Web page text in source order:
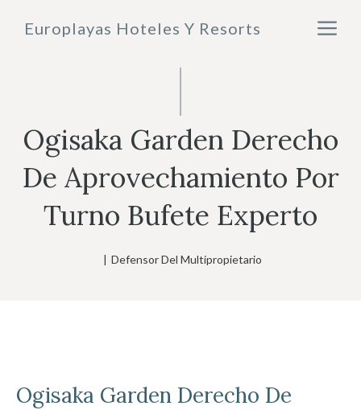
Europlayas Hoteles Y Resorts
Ogisaka Garden Derecho
De Aprovechamiento Por
Turno Bufete Experto
| Defensor Del Multipropietario
Ogisaka Garden Derecho De